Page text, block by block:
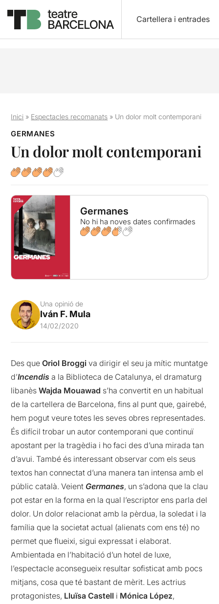
Cartellera i entrades
Inici » Espectacles recomanats » Un dolor molt contemporani
GERMANES
Un dolor molt contemporani
Germanes
No hi ha noves dates confirmades
Una opinió de
Iván F. Mula
14/02/2020
Des queOriol Broggi va dirigir el seu ja mític muntatge
d’Incendis a la Biblioteca de Catalunya, el dramaturg
libanèsWajda Mouawad s’ha convertit en un habitual
de la cartellera de Barcelona, fins al punt que, gairebé,
hem pogut veure totes les seves obres representades.
És difícil trobar un autor contemporani que continuï
apostant per la tragèdia i ho faci des d’una mirada tan
d’avui. També és interessant observar com els seus
textos han connectat d’una manera tan intensa amb el
públic català. Veient Germanes, un s’adona que la clau
pot estar en la forma en la qual l’escriptor ens parla del
dolor. Un dolor relacionat amb la pèrdua, la soledat i la
família que la societat actual (alienats com ens té) no
permet que flueixi, sigui expressat i elaborat.
Ambientada en l’habitació d’un hotel de luxe,
l’espectacle aconsegueix resultar sofisticat amb pocs
mitjans, cosa que té bastant de mèrit. Les actrius
protagonistes, Lluïsa Castell i Mónica López,